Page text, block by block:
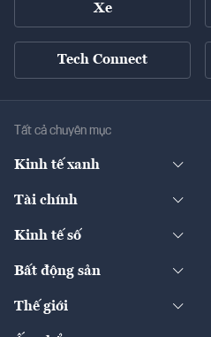
Xe
Tech Connect
Tất cả chuyên mục
Kinh tế xanh
Diễn đàn
Tài chính
Ngân hàng
Bảo hiểm
Kinh tế số
Sản phẩm - Thị trường
Bất động sản
Chính sách
Thế giới
Kinh tế